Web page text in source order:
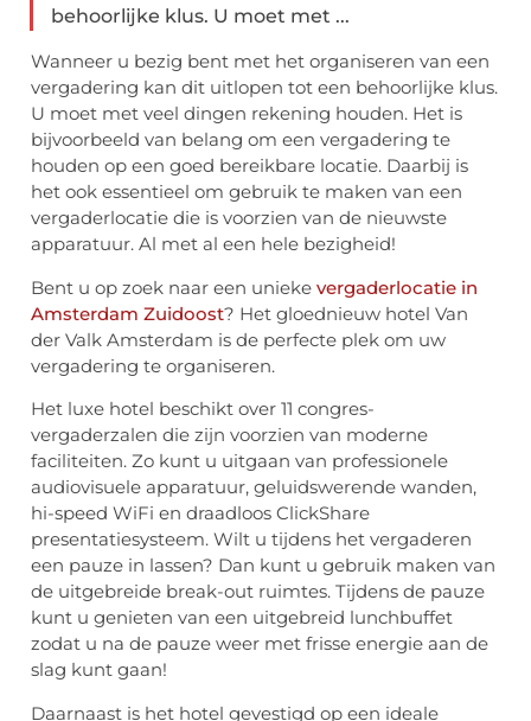
behoorlijke klus. U moet met ...
Wanneer u bezig bent met het organiseren van een
vergadering kan dit uitlopen tot een behoorlijke klus.
U moet met veel dingen rekening houden. Het is
bijvoorbeeld van belang om een vergadering te
houden op een goed bereikbare locatie. Daarbij is
het ook essentieel om gebruik te maken van een
vergaderlocatie die is voorzien van de nieuwste
apparatuur. Al met al een hele bezigheid!
Bent u op zoek naar een unieke vergaderlocatie in
Amsterdam Zuidoost? Het gloednieuw hotel Van
der Valk Amsterdam is de perfecte plek om uw
vergadering te organiseren.
Het luxe hotel beschikt over 11 congres-
vergaderzalen die zijn voorzien van moderne
faciliteiten. Zo kunt u uitgaan van professionele
audiovisuele apparatuur, geluidswerende wanden,
hi-speed WiFi en draadloos ClickShare
presentatiesysteem. Wilt u tijdens het vergaderen
een pauze in lassen? Dan kunt u gebruik maken van
de uitgebreide break-out ruimtes. Tijdens de pauze
kunt u genieten van een uitgebreid lunchbuffet
zodat u na de pauze weer met frisse energie aan de
slag kunt gaan!
Daarnaast is het hotel gevestigd op een ideale